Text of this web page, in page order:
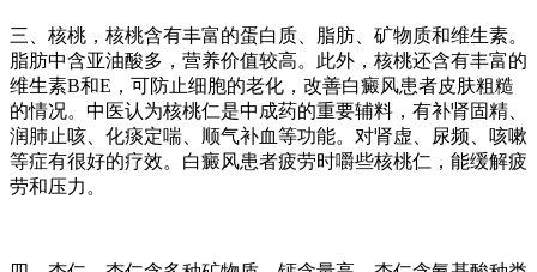
三、核桃，核桃含有丰富的蛋白质、脂肪、矿物质和维生素。
脂肪中含亚油酸多，营养价值较高。此外，核桃还含有丰富的
维生素B和E，可防止细胞的老化，改善白癜风患者皮肤粗糙
的情况。中医认为核桃仁是中成药的重要辅料，有补肾固精、
润肺止咳、化痰定喘、顺气补血等功能。对肾虚、尿频、咳嗽
等症有很好的疗效。白癜风患者疲劳时嚼些核桃仁，能缓解疲
劳和压力。